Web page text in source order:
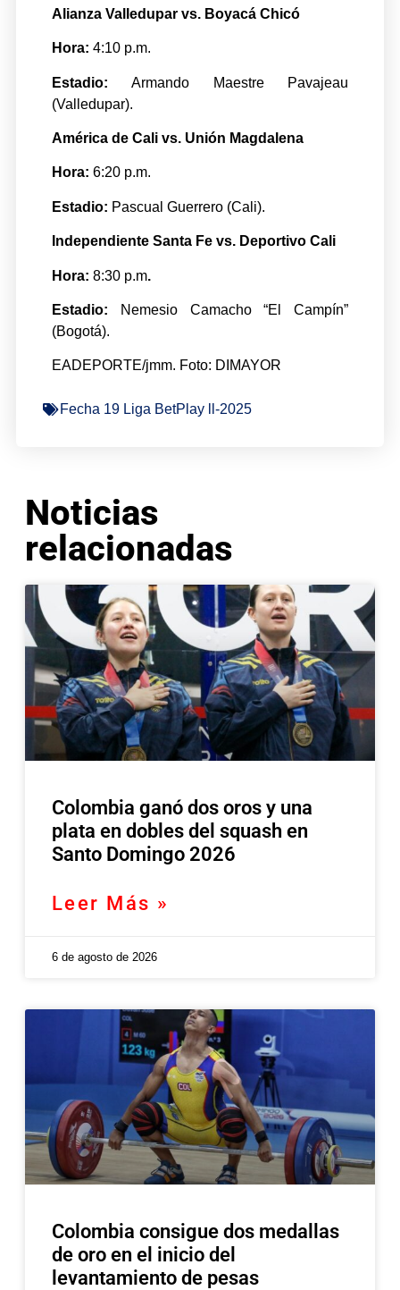
Alianza Valledupar vs. Boyacá Chicó
Hora: 4:10 p.m.
Estadio:Armando Maestre Pavajeau
(Valledupar).
América de Cali vs. Unión Magdalena
Hora: 6:20 p.m.
Estadio: Pascual Guerrero (Cali).
Independiente Santa Fe vs. Deportivo Cali
Hora: 8:30 p.m.
Estadio:
Nemesio Camacho “El Campín”
(Bogotá).
EADEPORTE/jmm. Foto: DIMAYOR
Fecha 19 Liga BetPlay ll-2025
Noticias
relacionadas
Colombia ganó dos oros y una
plata en dobles del squash en
Santo Domingo 2026
Leer Más »
6 de agosto de 2026
Colombia consigue dos medallas
de oro en el inicio del
levantamiento de pesas